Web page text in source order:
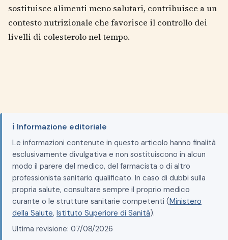
sostituisce alimenti meno salutari, contribuisce a un
contesto nutrizionale che favorisce il controllo dei
livelli di colesterolo nel tempo.
ℹ️ Informazione editoriale
Le informazioni contenute in questo articolo hanno finalità
esclusivamente divulgativa e non sostituiscono in alcun
modo il parere del medico, del farmacista o di altro
professionista sanitario qualificato. In caso di dubbi sulla
propria salute, consultare sempre il proprio medico
curante o le strutture sanitarie competenti (Ministero
della Salute, Istituto Superiore di Sanità).
Ultima revisione: 07/08/2026